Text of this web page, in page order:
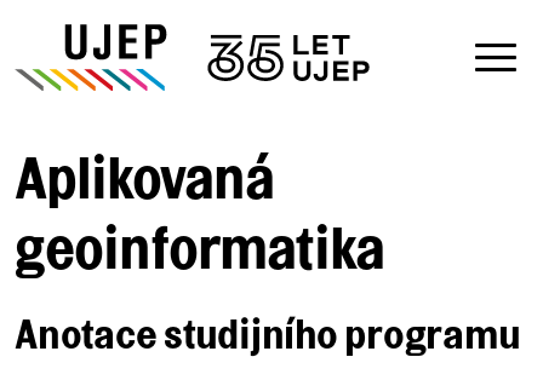
Aplikovaná
geoinformatika
Anotace studijního programu